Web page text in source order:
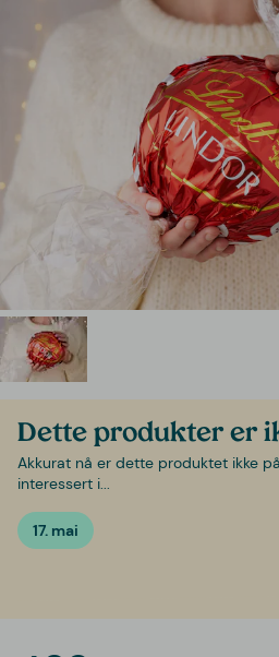
Dette produkter er
Akkurat nå er dette produktet ikke
interessert i...
17. mai